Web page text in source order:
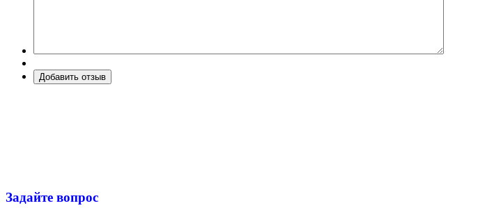
Задайте вопрос